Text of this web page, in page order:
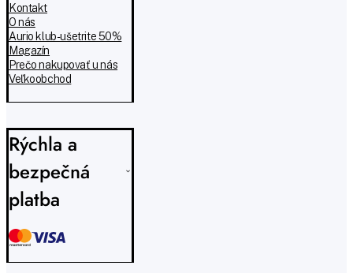
Kontakt
O nás
Aurio klub - ušetrite 50%
Magazín
Prečo nakupovať u nás
Veľkoobchod
Rýchla a
bezpečná
platba